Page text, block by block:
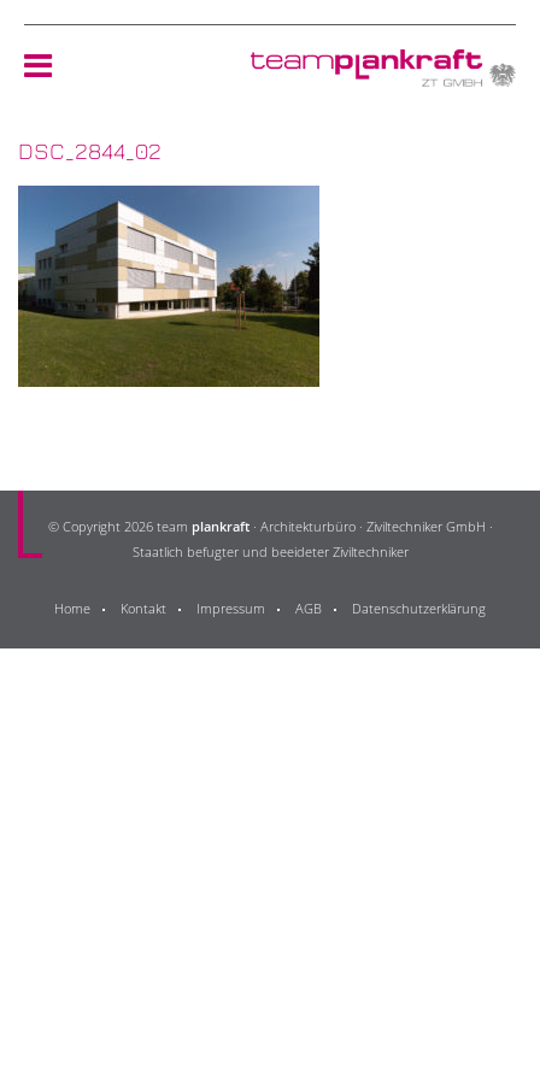
NEWS
REFERENZEN
KONTAKT
DSC_2844_02
© Copyright 2026 team plankraft· Architekturbüro · Ziviltechniker GmbH ·
Staatlich befugter und beeideter Ziviltechniker
Home Kontakt Impressum AGB Datenschutzerklärung